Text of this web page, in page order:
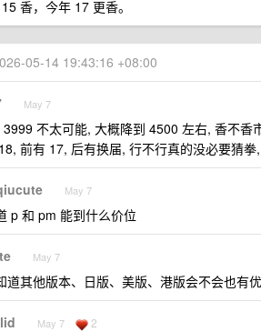
香，今年 17 更香。
05-14 19:43:16 +08:00
May 7
3999 不太可能, 大概降到 4500 左右, 香不香
前有 17, 后有换届, 行不行真的没必要猜
May 7
p 和 pm 能到什么价位
May 7
道其他版本、日版、美版、港版会不会也有
May 7 2